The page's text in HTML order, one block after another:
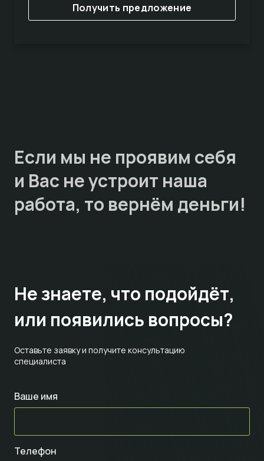
Получить предложение
Если мы не проявим себя
и Вас не устроит наша
работа, то вернём деньги!
Оставьте заявку и получите консультацию
специалиста
Не знаете, что подойдёт,
или появились вопросы?
Ваше имя
Телефон